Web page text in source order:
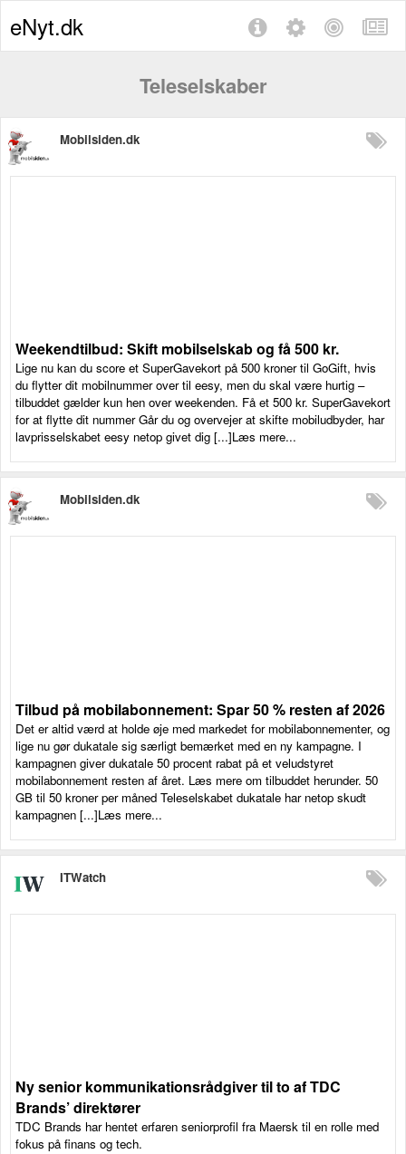
eNyt.dk
Teleselskaber
Mobilsiden.dk
Weekendtilbud: Skift mobilselskab og få 500 kr.
Lige nu kan du score et SuperGavekort på 500 kroner til GoGift, hvis
du flytter dit mobilnummer over til eesy, men du skal være hurtig –
tilbuddet gælder kun hen over weekenden. Få et 500 kr. SuperGavekort
for at flytte dit nummer Går du og overvejer at skifte mobiludbyder, har
lavprisselskabet eesy netop givet dig [...]Læs mere...
Mobilsiden.dk
Tilbud på mobilabonnement: Spar 50 % resten af 2026
Det er altid værd at holde øje med markedet for mobilabonnementer, og
lige nu gør dukatale sig særligt bemærket med en ny kampagne. I
kampagnen giver dukatale 50 procent rabat på et veludstyret
mobilabonnement resten af året. Læs mere om tilbuddet herunder. 50
GB til 50 kroner per måned Teleselskabet dukatale har netop skudt
kampagnen [...]Læs mere...
ITWatch
Ny senior kommunikationsrådgiver til to af TDC
Brands’ direktører
TDC Brands har hentet erfaren seniorprofil fra Maersk til en rolle med
fokus på finans og tech.